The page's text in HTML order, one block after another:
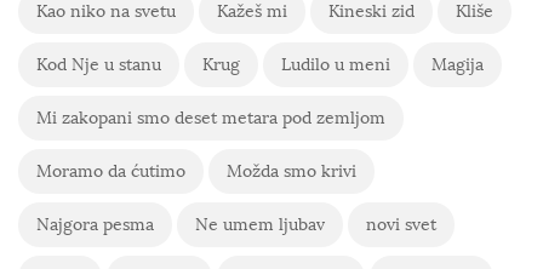
Kao niko na svetu Kažeš mi Kineski zid Kliše
Kod Nje u stanu Krug Ludilo u meni Magija
Mi zakopani smo deset metara pod zemljom
Moramo da ćutimo Možda smo krivi
Najgora pesma Ne umem ljubav novi svet